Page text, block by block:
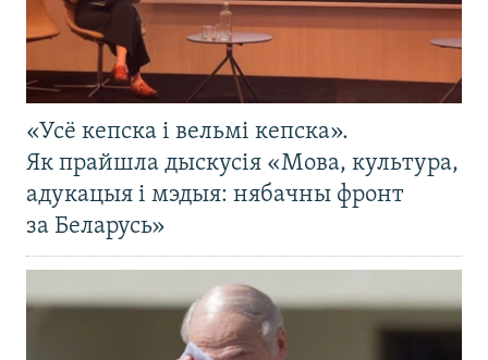
«Усё кепска і вельмі кепска».
Як прайшла дыскусія «Мова, культура,
адукацыя і мэдыя: нябачны фронт
за Беларусь»